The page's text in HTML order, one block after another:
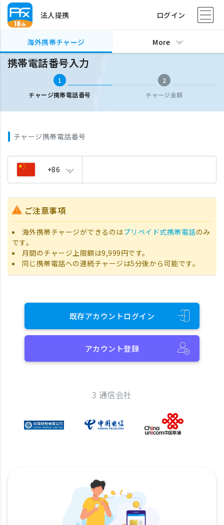
法人提携 ログイン
海外携帯チャージ More
海外携帯チャージ 携帯電話番号入力
携帯電話番号入力
1
チャージ携帯電話番号
2
チャージ金額
チャージ携帯電話番号
+86
ご注意事項
海外携帯チャージができるのはプリペイド式携帯電話のみ
です。
月間のチャージ上限額は9,999円です。
同じ携帯電話への連続チャージは5分後から可能です。
既存アカウントログイン
アカウント登録
3 通信会社